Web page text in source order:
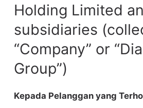
Holding Limited
subsidiaries
“Company” or
Group”)
Kepada Pelanggan yang